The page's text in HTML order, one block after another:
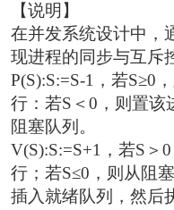
【说明】
在并发系统设计中，
现进程的同步与互斥
P(S):S:=S-1，若S≥0
行：若S＜0，则置该
阻塞队列。
V(S):S:=S+1，若S＞
行；若S≤0，则从阻
插入就绪队列，然后